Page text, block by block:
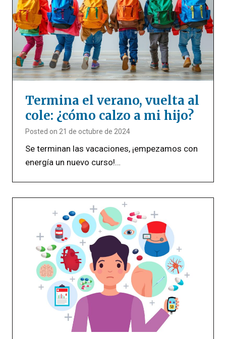
Termina el verano, vuelta al
cole: ¿cómo calzo a mi hijo?
Posted on 21 de octubre de 2024
Se terminan las vacaciones, ¡empezamos con
energía un nuevo curso!…